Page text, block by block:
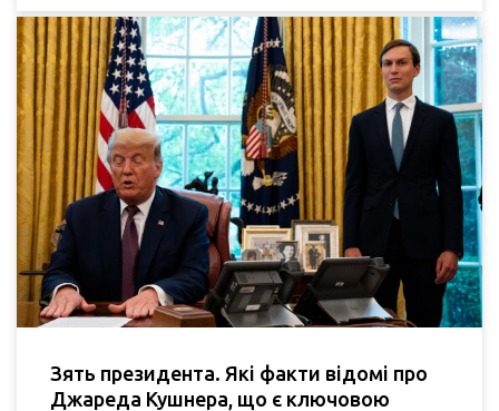
Зять президента. Які факти відомі про
Джареда Кушнера, що є ключовою